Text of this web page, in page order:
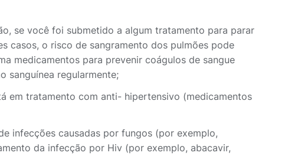
se você foi submetido a algum tratamento para parar
casos, o risco de sangramento dos pulmões pode
medicamentos para prevenir coágulos de sangue
sanguínea regularmente;
em tratamento com anti- hipertensivo (medicamentos
infecções causadas por fungos (por exemplo,
da infecção por Hiv (por exemplo, abacavir,